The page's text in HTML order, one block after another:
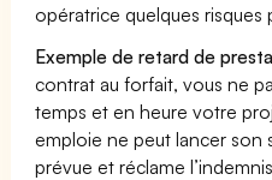
opératrice quelques risques
Exemple de retard de
contrat au forfait, vous ne
temps et en heure votre
emploie ne peut lancer son
prévue et réclame